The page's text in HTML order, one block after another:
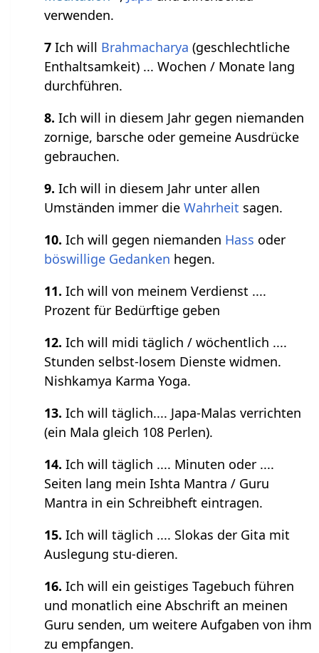
verwenden.
7 Ich will Brahmacharya (geschlechtliche
Enthaltsamkeit) ... Wochen / Monate lang
durchführen.
8. Ich will in diesem Jahr gegen niemanden
zornige, barsche oder gemeine Ausdrücke
gebrauchen.
9. Ich will in diesem Jahr unter allen
Umständen immer dieWahrheit sagen.
10. Ich will gegen niemanden Hass oder
böswillige Gedanken hegen.
11. Ich will von meinem Verdienst ....
Prozent für Bedürftige geben
12. Ich will midi täglich / wöchentlich ....
Stunden selbst-losem Dienste widmen.
Nishkamya Karma Yoga.
13. Ich will täglich.... Japa-Malas verrichten
(ein Mala gleich 108 Perlen).
14. Ich will täglich .... Minuten oder ....
Seiten lang mein Ishta Mantra / Guru
Mantra in ein Schreibheft eintragen.
15. Ich will täglich .... Slokas der Gita mit
Auslegung stu-dieren.
16. Ich will ein geistiges Tagebuch führen
und monatlich eine Abschrift an meinen
Guru senden, um weitere Aufgaben von ihm
zu empfangen.